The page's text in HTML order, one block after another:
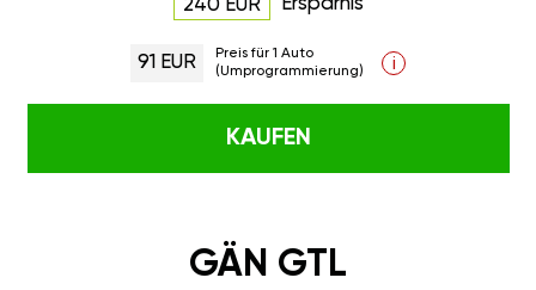
240 EUR
91 EUR
Preis für 1 Auto
(Umprogrammierung)
i
KAUFEN
GÄN GTL